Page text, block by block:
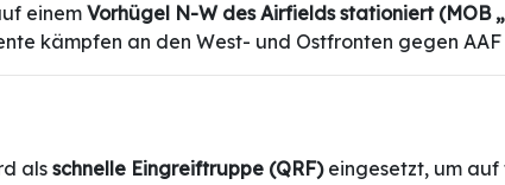
einemVorhügel N-W des Airfields stationiert (MOB
kämpfen an den West- und Ostfronten gegen AAF
als schnelle Eingreiftruppe (QRF)eingesetzt, um auf